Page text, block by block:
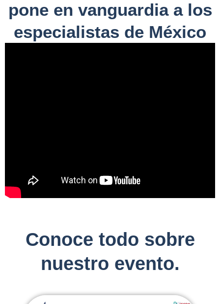
pone en vanguardia a los
especialistas de México
Conoce todo sobre
nuestro evento.